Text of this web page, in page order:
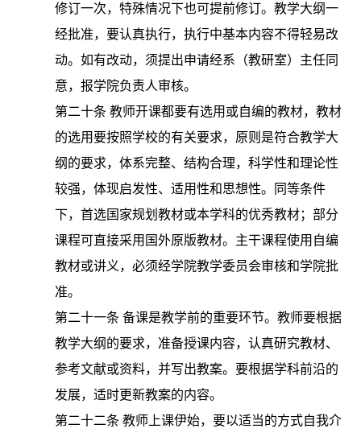
修订一次，特殊情况下也可提前修订。教学大纲一
经批准，要认真执行，执行中基本内容不得轻易改
动。如有改动，须提出申请经系（教研室）主任同
意，报学院负责人审核。
第二十条 教师开课都要有选用或自编的教材，教材
的选用要按照学校的有关要求，原则是符合教学大
纲的要求，体系完整、结构合理，科学性和理论性
较强，体现启发性、适用性和思想性。同等条件
下，首选国家规划教材或本学科的优秀教材；部分
课程可直接采用国外原版教材。主干课程使用自编
教材或讲义，必须经学院教学委员会审核和学院批
准。
第二十一条 备课是教学前的重要环节。教师要根据
教学大纲的要求，准备授课内容，认真研究教材、
参考文献或资料，并写出教案。要根据学科前沿的
发展，适时更新教案的内容。
第二十二条 教师上课伊始，要以适当的方式自我介